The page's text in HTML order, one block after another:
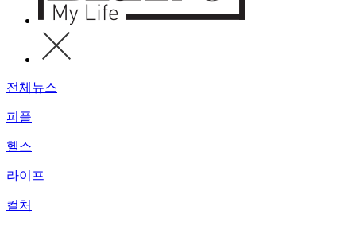
전체뉴스
피플
헬스
라이프
컬처